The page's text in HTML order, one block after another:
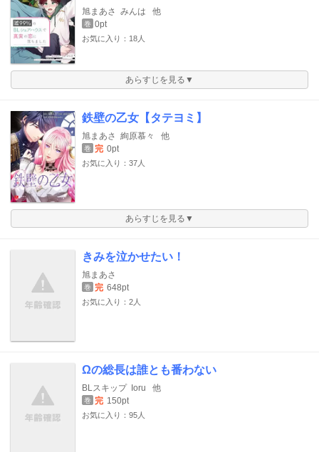
旭まあさ みんは 他
巻 0pt
お気に入り：18人
あらすじを見る▼
鉄壁の乙女【タテヨミ】
旭まあさ 絢原慕々 他
巻 完 0pt
お気に入り：37人
あらすじを見る▼
きみを泣かせたい！
旭まあさ
巻 完 648pt
お気に入り：2人
Ωの総長は誰とも番わない
BLスキップ Ioru 他
巻 完 150pt
お気に入り：95人